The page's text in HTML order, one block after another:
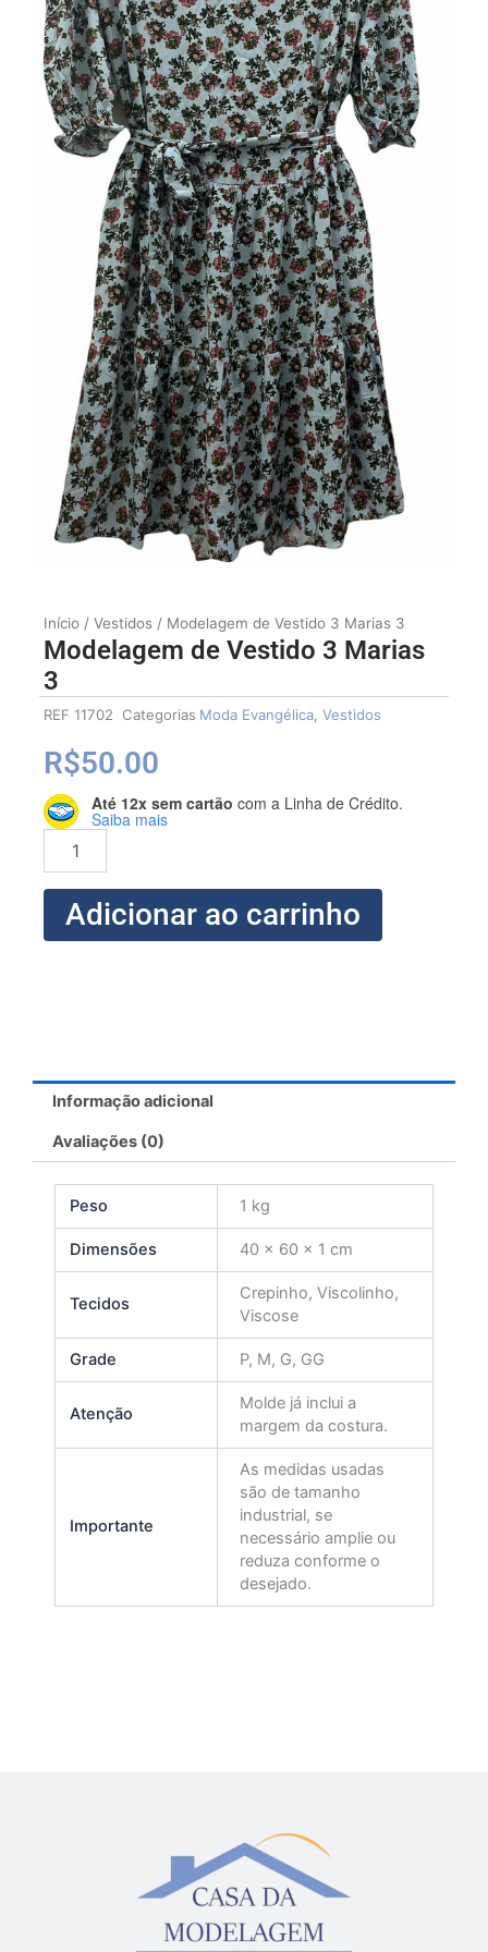
Início / Vestidos / Modelagem de Vestido 3 Marias 3
Modelagem de Vestido 3 Marias
3
REF 11702 Categorias Moda Evangélica, Vestidos
R$50.00
Até 12x sem cartão com a Linha de Crédito.
Saiba mais
Modelagem
de
Vestido
3
Marias
quantidade
Adicionar ao carrinho
Informação adicional
Avaliações (0)
Peso 1 kg
Dimensões 40 × 60 × 1 cm
Tecidos
Crepinho, Viscolinho,
Viscose
Grade P, M, G, GG
Atenção
Molde já inclui a
margem da costura.
Importante
As medidas usadas
são de tamanho
industrial, se
necessário amplie ou
reduza conforme o
desejado.